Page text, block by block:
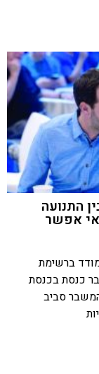
התנועה
אפשר
ברשימת
כנסת בכנסת
סביב